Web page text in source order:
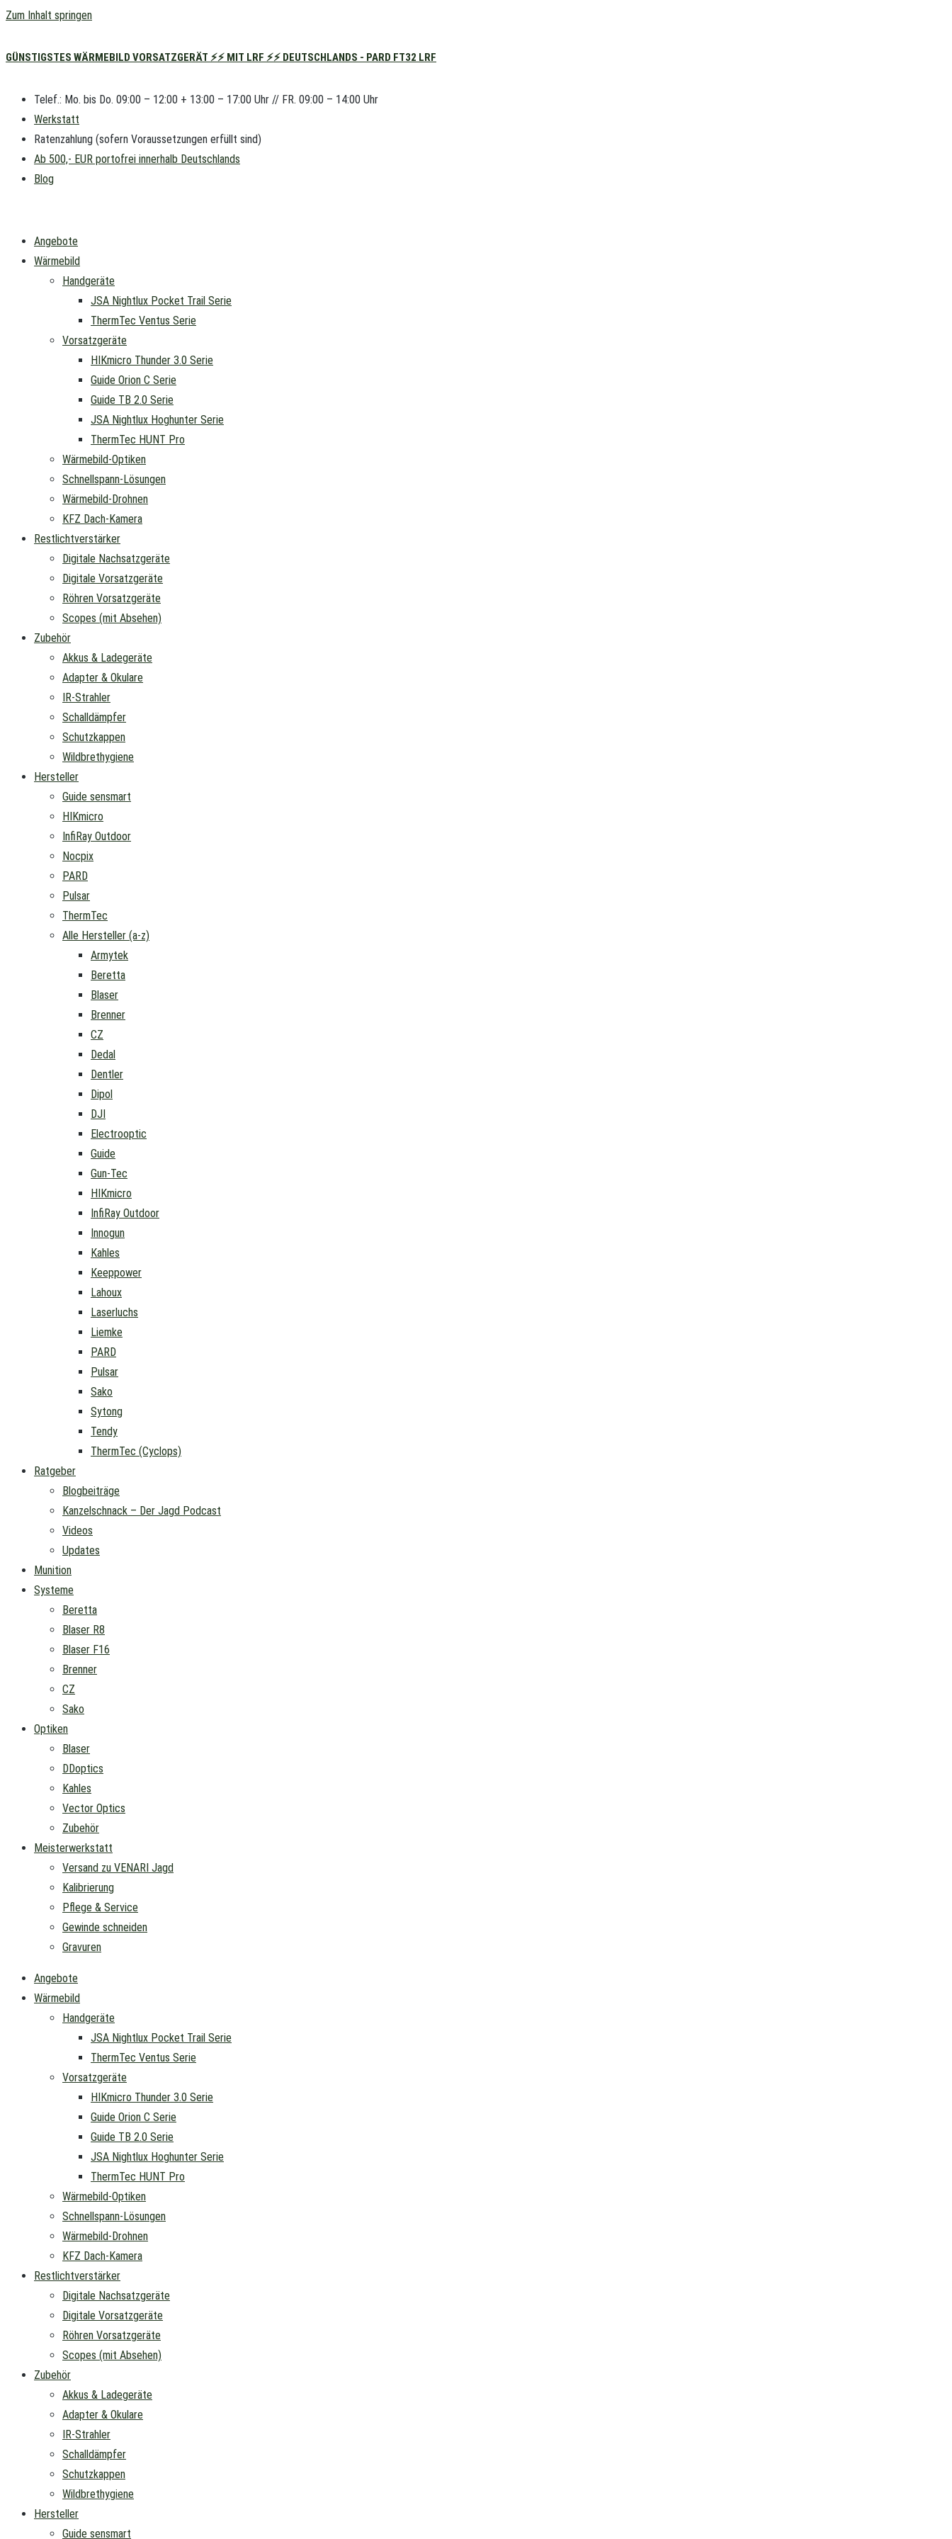
Zum Inhalt springen
GÜNSTIGSTES WÄRMEBILD VORSATZGERÄT ⚡⚡ MIT LRF ⚡⚡ DEUTSCHLANDS - PARD FT32 LRF
Telef.: Mo. bis Do. 09:00 – 12:00 + 13:00 – 17:00 Uhr // FR. 09:00 – 14:00 Uhr
Werkstatt
Ratenzahlung (sofern Voraussetzungen erfüllt sind)
Ab 500,- EUR portofrei innerhalb Deutschlands
Blog
Angebote
Wärmebild
Handgeräte
JSA Nightlux Pocket Trail Serie
ThermTec Ventus Serie
Vorsatzgeräte
HIKmicro Thunder 3.0 Serie
Guide Orion C Serie
Guide TB 2.0 Serie
JSA Nightlux Hoghunter Serie
ThermTec HUNT Pro
Wärmebild-Optiken
Schnellspann-Lösungen
Wärmebild-Drohnen
KFZ Dach-Kamera
Restlichtverstärker
Digitale Nachsatzgeräte
Digitale Vorsatzgeräte
Röhren Vorsatzgeräte
Scopes (mit Absehen)
Zubehör
Akkus & Ladegeräte
Adapter & Okulare
IR-Strahler
Schalldämpfer
Schutzkappen
Wildbrethygiene
Hersteller
Guide sensmart
HIKmicro
InfiRay Outdoor
Nocpix
PARD
Pulsar
ThermTec
Alle Hersteller (a-z)
Armytek
Beretta
Blaser
Brenner
CZ
Dedal
Dentler
Dipol
DJI
Electrooptic
Guide
Gun-Tec
HIKmicro
InfiRay Outdoor
Innogun
Kahles
Keeppower
Lahoux
Laserluchs
Liemke
PARD
Pulsar
Sako
Sytong
Tendy
ThermTec (Cyclops)
Ratgeber
Blogbeiträge
Kanzelschnack – Der Jagd Podcast
Videos
Updates
Munition
Systeme
Beretta
Blaser R8
Blaser F16
Brenner
CZ
Sako
Optiken
Blaser
DDoptics
Kahles
Vector Optics
Zubehör
Meisterwerkstatt
Versand zu VENARI Jagd
Kalibrierung
Pflege & Service
Gewinde schneiden
Gravuren
Angebote
Wärmebild
Handgeräte
JSA Nightlux Pocket Trail Serie
ThermTec Ventus Serie
Vorsatzgeräte
HIKmicro Thunder 3.0 Serie
Guide Orion C Serie
Guide TB 2.0 Serie
JSA Nightlux Hoghunter Serie
ThermTec HUNT Pro
Wärmebild-Optiken
Schnellspann-Lösungen
Wärmebild-Drohnen
KFZ Dach-Kamera
Restlichtverstärker
Digitale Nachsatzgeräte
Digitale Vorsatzgeräte
Röhren Vorsatzgeräte
Scopes (mit Absehen)
Zubehör
Akkus & Ladegeräte
Adapter & Okulare
IR-Strahler
Schalldämpfer
Schutzkappen
Wildbrethygiene
Hersteller
Guide sensmart